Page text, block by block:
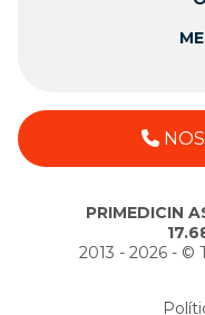
PRIMEDICIN
2013 - 2026 - ©️